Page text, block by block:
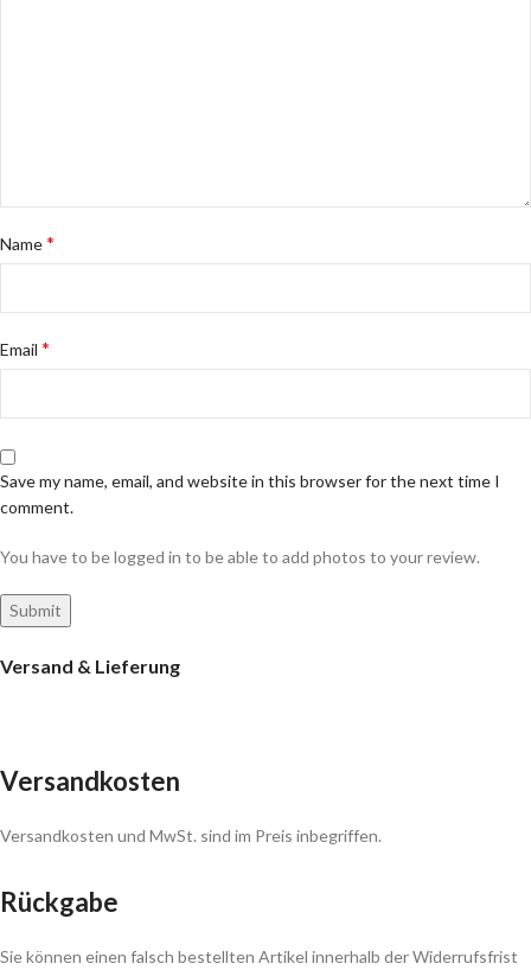
Name*
Email *
Save my name, email, and website in this browser for the next time I
comment.
You have to be logged in to be able to add photos to your review.
Versand & Lieferung
Versandkosten
Versandkosten und MwSt. sind im Preis inbegriffen.
Rückgabe
Sie können einen falsch bestellten Artikel innerhalb der Widerrufsfrist